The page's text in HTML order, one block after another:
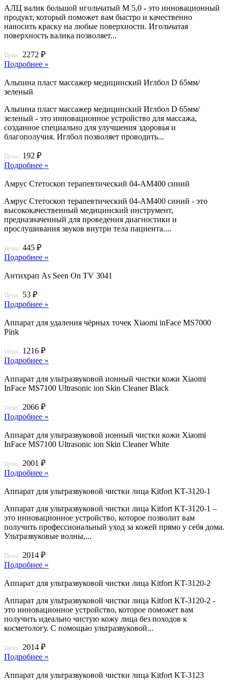
АЛЦ валик большой игольчатый М 5,0 - это инновационный
продукт, который поможет вам быстро и качественно
наносить краску на любые поверхности. Игольчатая
поверхность валика позволяет...
Цена: 2272 ₽
Подробнее »
Альпина пласт массажер медицинский Иглбол D 65мм/
зеленый
Альпина пласт массажер медицинский Иглбол D 65мм/
зеленый - это инновационное устройство для массажа,
созданное специально для улучшения здоровья и
благополучия. Иглбол позволяет проводить...
Цена: 192 ₽
Подробнее »
Амрус Стетоскоп терапевтический 04-АМ400 синий
Амрус Стетоскоп терапевтический 04-АМ400 синий - это
высококачественный медицинский инструмент,
предназначенный для проведения диагностики и
прослушивания звуков внутри тела пациента....
Цена: 445 ₽
Подробнее »
Антихрап As Seen On TV 3041
Цена: 53 ₽
Подробнее »
Аппарат для удаления чёрных точек Xiaomi inFace MS7000
Pink
Цена: 1216 ₽
Подробнее »
Аппарат для ультразвуковой ионный чистки кожи Xiaomi
InFace MS7100 Ultrasonic ion Skin Cleaner Black
Цена: 2066 ₽
Подробнее »
Аппарат для ультразвуковой ионный чистки кожи Xiaomi
InFace MS7100 Ultrasonic ion Skin Cleaner White
Цена: 2001 ₽
Подробнее »
Аппарат для ультразвуковой чистки лица Kitfort KT-3120-1
Аппарат для ультразвуковой чистки лица Kitfort KT-3120-1 –
это инновационное устройство, которое позволит вам
получить профессиональный уход за кожей прямо у себя дома.
Ультразвуковые волны,...
Цена: 2014 ₽
Подробнее »
Аппарат для ультразвуковой чистки лица Kitfort KT-3120-2
Аппарат для ультразвуковой чистки лица Kitfort KT-3120-2 -
это инновационное устройство, которое поможет вам
получить идеально чистую кожу лица без походов к
косметологу. С помощью ультразвуковой...
Цена: 2014 ₽
Подробнее »
Аппарат для ультразвуковой чистки лица Kitfort KT-3123